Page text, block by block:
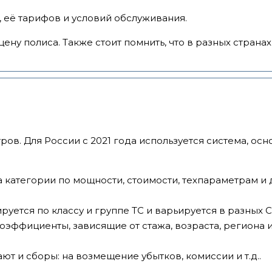
её тарифов и условий обслуживания.
полиса. Также стоит помнить, что в разных
Для России с 2021 года используется система,
по мощности, стоимости, техпараметрам
по классу и группе ТС и варьируется в разных
зависящие от стажа, возраста, региона
и сборы: на возмещение убытков, комиссии и т.д..